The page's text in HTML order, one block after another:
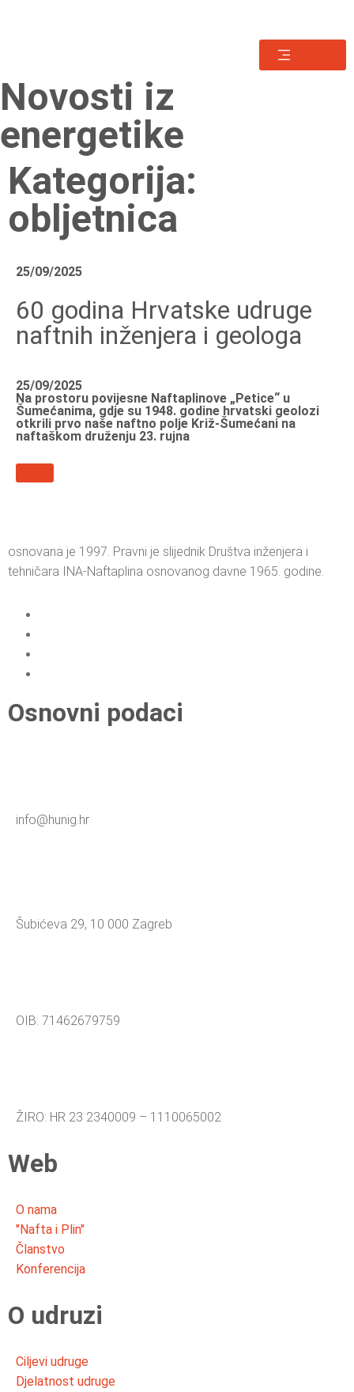
Novosti iz
energetike
Kategorija:
obljetnica
25/09/2025
60 godina Hrvatske udruge
naftnih inženjera i geologa
25/09/2025
Na prostoru povijesne Naftaplinove „Petice“ u
Šumećanima, gdje su 1948. godine hrvatski geolozi
otkrili prvo naše naftno polje Križ-Šumećani na
naftaškom druženju 23. rujna
osnovana je 1997. Pravni je slijednik Društva inženjera i
tehničara INA-Naftaplina osnovanog davne 1965. godine.
Osnovni podaci
info@hunig.hr
Šubićeva 29, 10 000 Zagreb
OIB: 71462679759
ŽIRO: HR 23 2340009 – 1110065002
Web
O nama
"Nafta i Plin"
Članstvo
Konferencija
O udruzi
Ciljevi udruge
Djelatnost udruge